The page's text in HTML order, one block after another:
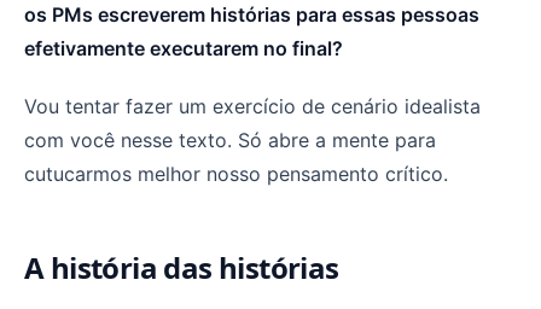
os PMs escreverem histórias para essas pessoas
efetivamente executarem no final?
Vou tentar fazer um exercício de cenário idealista
com você nesse texto. Só abre a mente para
cutucarmos melhor nosso pensamento crítico.
A história das histórias